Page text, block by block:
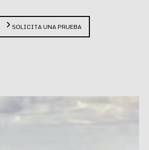
SOLICITA UNA PRUEBA